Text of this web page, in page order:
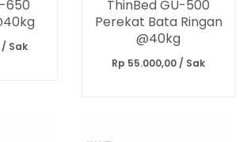
650
/ Sak
ThinBed GU-500
Perekat Bata Ringan
@40kg
Rp 55.000,00 / Sak